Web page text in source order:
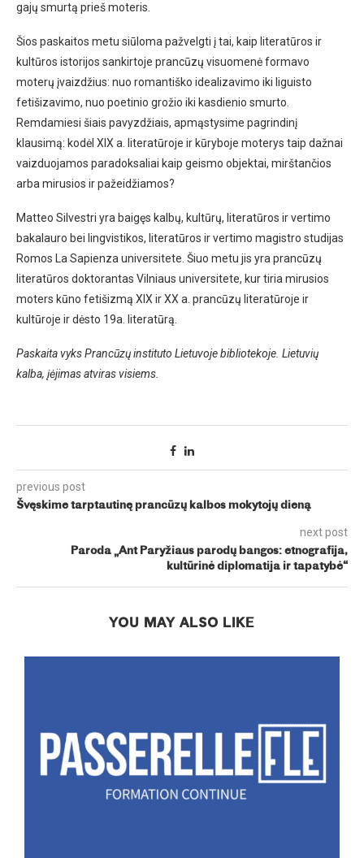
gajų smurtą prieš moteris.
Šios paskaitos metu siūloma pažvelgti į tai, kaip literatūros ir
kultūros istorijos sankirtoje prancūzų visuomenė formavo
moterų įvaizdžius: nuo romantiško idealizavimo iki liguisto
fetišizavimo, nuo poetinio grožio iki kasdienio smurto.
Remdamiesi šiais pavyzdžiais, apmąstysime pagrindinį
klausimą: kodėl XIX a. literatūroje ir kūryboje moterys taip dažnai
vaizduojamos paradoksaliai kaip geismo objektai, mirštančios
arba mirusios ir pažeidžiamos?
Matteo Silvestri yra baigęs kalbų, kultūrų, literatūros ir vertimo
bakalauro bei lingvistikos, literatūros ir vertimo magistro studijas
Romos La Sapienza universitete. Šiuo metu jis yra prancūzų
literatūros doktorantas Vilniaus universitete, kur tiria mirusios
moters kūno fetišizmą XIX ir XX a. prancūzų literatūroje ir
kultūroje ir dėsto 19a. literatūrą.
Paskaita vyks Prancūzų instituto Lietuvoje bibliotekoje. Lietuvių
kalba, įėjimas atviras visiems.
previous post
Švęskime tarptautinę prancūzų kalbos mokytojų dieną
next post
Paroda „Ant Paryžiaus parodų bangos: etnografija,
kultūrinė diplomatija ir tapatybė“
YOU MAY ALSO LIKE